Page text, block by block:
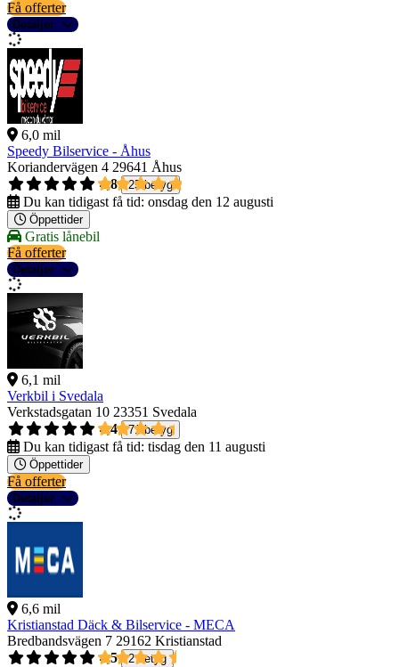
Få offerter
Detaljer
6,0 mil
Speedy Bilservice - Åhus
Koriandervägen 4 29641 Åhus
4,8
25 betyg
Du kan tidigast få tid: onsdag den 12 augusti
Öppettider
Gratis lånebil
Få offerter
Detaljer
6,1 mil
Verkbil i Svedala
Verkstadsgatan 10 23351 Svedala
4,4
71 betyg
Du kan tidigast få tid: tisdag den 11 augusti
Öppettider
Få offerter
Detaljer
6,6 mil
Kristianstad Däck & Bilservice - MECA
Bredbandsvägen 7 29162 Kristianstad
4,5
2 betyg